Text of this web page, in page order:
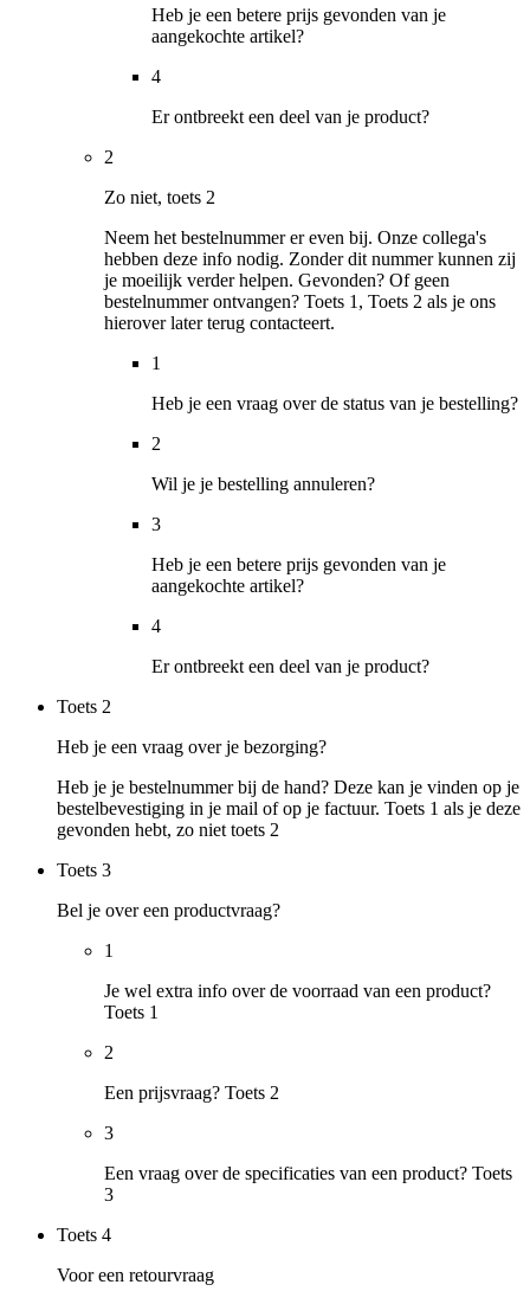
Heb je een betere prijs gevonden van je
aangekochte artikel?
4
Er ontbreekt een deel van je product?
2
Zo niet, toets 2
Neem het bestelnummer er even bij. Onze collega's
hebben deze info nodig. Zonder dit nummer kunnen zij
je moeilijk verder helpen. Gevonden? Of geen
bestelnummer ontvangen? Toets 1, Toets 2 als je ons
hierover later terug contacteert.
1
Heb je een vraag over de status van je bestelling?
2
Wil je je bestelling annuleren?
3
Heb je een betere prijs gevonden van je
aangekochte artikel?
4
Er ontbreekt een deel van je product?
Toets 2
Heb je een vraag over je bezorging?
Heb je je bestelnummer bij de hand? Deze kan je vinden op je
bestelbevestiging in je mail of op je factuur. Toets 1 als je deze
gevonden hebt, zo niet toets 2
Toets 3
Bel je over een productvraag?
1
Je wel extra info over de voorraad van een product?
Toets 1
2
Een prijsvraag? Toets 2
3
Een vraag over de specificaties van een product? Toets
3
Toets 4
Voor een retourvraag